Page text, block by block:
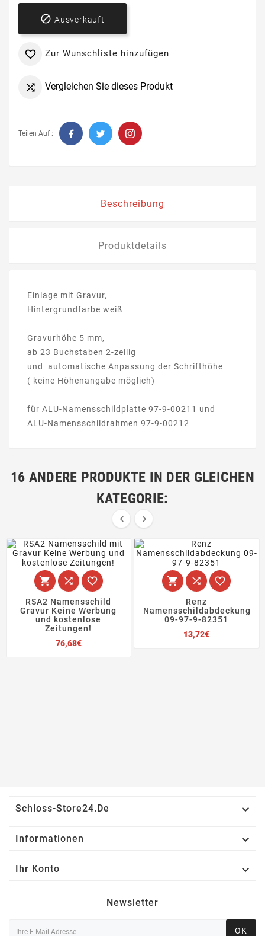
 Ausverkauft
 Zur Wunschliste hinzufügen
 Vergleichen Sie dieses Produkt
Teilen Auf :
Beschreibung
Produktdetails
Einlage mit Gravur,
Hintergrundfarbe weiß
Gravurhöhe 5 mm,
ab 23 Buchstaben 2-zeilig
und automatische Anpassung der Schrifthöhe
( keine Höhenangabe möglich)
für ALU-Namensschildplatte 97-9-00211 und
ALU-Namensschildrahmen 97-9-00212
16 ANDERE PRODUKTE IN DER GLEICHEN
KATEGORIE:
 
  
RSA2 Namensschild
Gravur Keine Werbung
und kostenlose
Zeitungen!
76,68€Preis
  
Renz
Namensschildabdeckung
09-97-9-82351
13,72€Preis
Schloss-Store24.de 
Informationen 
Ihr Konto 
Newsletter
OK